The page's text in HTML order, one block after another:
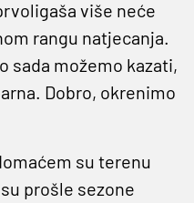
više neće
rangu natjecanja.
sada možemo kazati,
Dobro, okrenimo
su terenu
prošle sezone